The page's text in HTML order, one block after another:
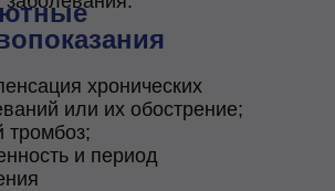
хронических
или их обострение;
тромбоз;
и период